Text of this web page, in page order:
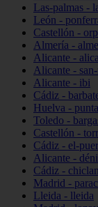
Las-palmas -
León -
Castellón -
Almería -
Alicante -
Alicante -
Alicante - ibi
Cádiz -
Huelva -
Toledo -
Castellón -
Cádiz - el-
Alicante -
Cádiz -
Madrid -
Lleida - lleida